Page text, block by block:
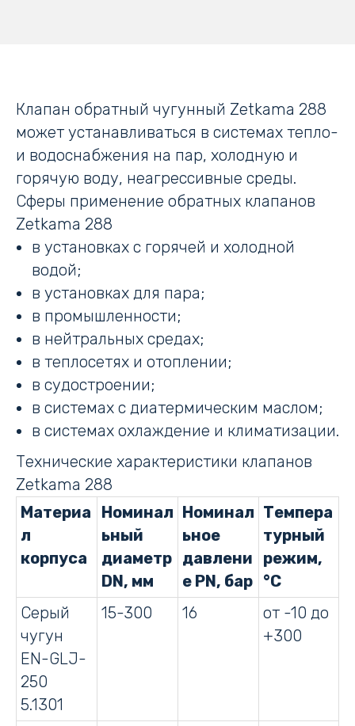
Клапан обратный чугунный Zetkama 288
может устанавливаться в системах тепло-
и водоснабжения на пар, холодную и
горячую воду, неагрессивные среды.
Сферы применение обратных клапанов
Zetkama 288
в установках с горячей и холодной
водой;
в установках для пара;
в промышленности;
в нейтральных средах;
в теплосетях и отоплении;
в судостроении;
в системах с диатермическим маслом;
в системах охлаждение и климатизации.
Технические характеристики клапанов
Zetkama 288
Материа
л
корпуса
Номинал
ьный
диаметр
DN, мм
Номинал
ьное
давлени
е PN, бар
Темпера
турный
режим,
°С
Серый
чугун
EN-GLJ-
250
5.1301
15-300 16
от -10 до
+300